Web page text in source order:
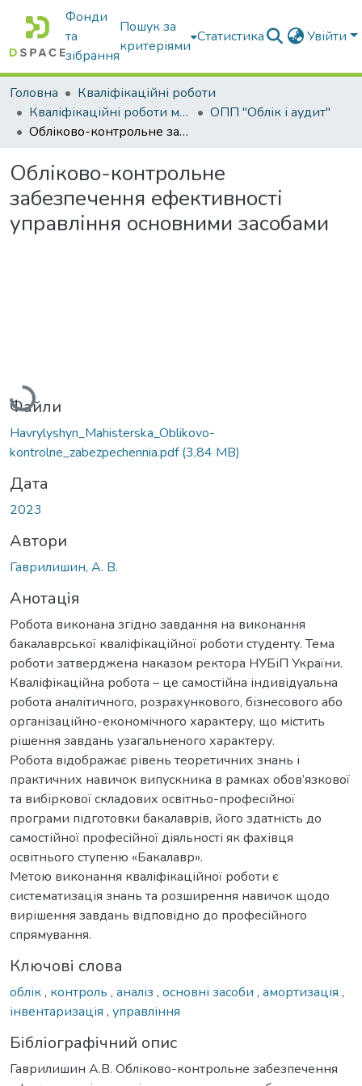
Фонди
та
зібрання
Пошук за
критеріями
Статистика Увійти
Головна
Кваліфікаційні роботи
Кваліфікаційні роботи магістрів
ОПП "Облік і аудит"
Обліково-контрольне забезпечення ефективності управління основними засобами
Обліково-контрольне
забезпечення ефективності
управління основними засобами
Вантажиться...
Файли
Havrylyshyn_Mahisterska_Oblikovo-
kontrolne_zabezpechennia.pdf(3,84 MB)
Дата
2023
Автори
Гаврилишин, А. В.
Анотація
Робота виконана згідно завдання на виконання
бакалаврської кваліфікаційної роботи студенту. Тема
роботи затверджена наказом ректора НУБіП України.
Кваліфікаційна робота – це самостійна індивідуальна
робота аналітичного, розрахункового, бізнесового або
організаційно-економічного характеру, що містить
рішення завдань узагальненого характеру.
Робота відображає рівень теоретичних знань і
практичних навичок випускника в рамках обов’язкової
та вибіркової складових освітньо-професійної
програми підготовки бакалаврів, його здатність до
самостійної професійної діяльності як фахівця
освітнього ступеню «Бакалавр».
Метою виконання кваліфікаційної роботи є
систематизація знань та розширення навичок щодо
вирішення завдань відповідно до професійного
спрямування.
Ключові слова
облік, контроль , аналіз , основні засоби , амортизація ,
інвентаризація , управління
Бібліографічний опис
Гаврилишин А.В. Обліково-контрольне забезпечення